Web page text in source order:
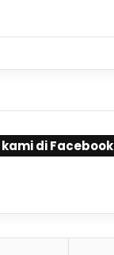
di Facebook